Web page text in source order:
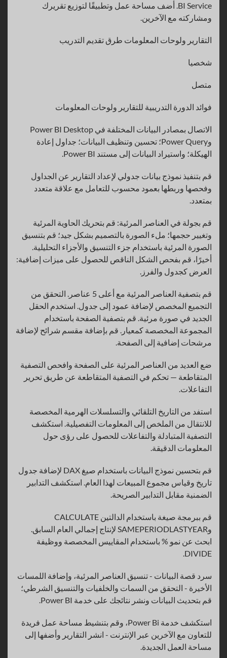
BI Service. أضف مساحة عمل وتطبيقًا لتوزيع تقريرك
ومشاركته مع الآخرين.
التقارير ولوحات المعلومات طرق تقديم التدريب
شخصيا
متصل
فوائد الدورة التدريبية للتقارير ولوحات المعلومات
الاتصال بمصادر البيانات المختلفة في Power BI Desktop
وPower Query؛ تحسين وتنظيف البيانات؛ جداول إعادة
الهيكلة؛ واستيراد البيانات إلى مستند Power BI.
قم بتنفيذ نموذج بيانات جدولي لإعداد التقارير عن الجداول
وفحصها وربطها بعمود محسوب للتعامل مع علاقة متعدد
بمتعدد.
قم بجولة في العناصر المرئية: قم بتحريك الحاوية المرئية
وتغيير حجمها؛ ملء الصورة بالتصميم بشكل جيد؛ قم بتنسيق
الصورة المرئية باستخدام جزء التنسيق والأجزاء التحليلية.
أخيرًا، قم بفحص الشكل الناقص للحصول على ميزات إضافية:
العرض كجدول والفرز.
قم بتصفية العناصر المرئية مع أعلى 5 عناصر. التحقق من
التجميع المخصص لإضافة عمود إلى جدول. استخدم الحقل
الجديد في صورة مرئية. قم بتصفية الصفحة باستخدام
المجموعة المخصصة كمعيار. قم بإضافة مقسم شرائح لإضافة
مرشحات إضافية إلى الصفحة.
ضع العديد من العناصر المرئية على الصفحة وافحص التصفية
المتقاطعة — تحكم في التصفية المتقاطعة عن طريق تحرير
التفاعلات.
استفد من التاريخ التلقائي والتسلسلات الهرمية المخصصة
للانتقال من الملخص إلى المعلومات التفصيلية. استكشف
التصفية المتبادلة والتفاعلات للحصول على رؤى حول
المعلومات الدقيقة.
قم بتحسين نموذج البيانات باستخدام صيغ DAX لإضافة جدول
تاريخ وقياس مجموع المبيعات لهذا العام. استكشف التدابير
الضمنية مقابل التدابير الصريحة.
قم ببرمجة صيغة باستخدام الدالتين CALCULATE
وSAMEPERIODLASTYEAR لإنتاج إجمالي العام السابق.
ابحث عن نمو % باستخدام المقاييس المخصصة ووظيفة
DIVIDE.
سرد قصة البيانات - تنسيق العناصر المرئية، وإضافة اللمسات
الأخيرة - التحقق من السمات والخلفيات والتنسيق الشرطي؛
قم بتحديث البيانات ونشر نتائجك على خدمة Power BI.
استكشف خدمة Power Bi، وقم بتنشيط مساحة عمل فريدة
للتعاون مع الآخرين عبر الإنترنت - انشر التقارير وأضفها إلى
مساحة العمل الجديدة.